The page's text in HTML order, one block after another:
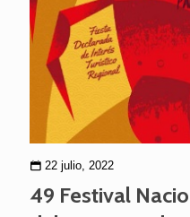
22 julio, 2022
49 Festival